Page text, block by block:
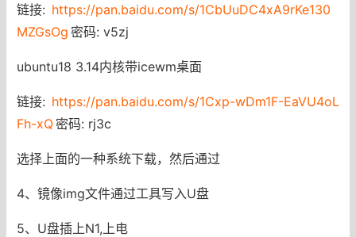
链接: https://pan.baidu.com/s/1CbUuDC4xA9rKe130
MZGsOg 密码: v5zj
ubuntu18 3.14内核带icewm桌面
链接: https://pan.baidu.com/s/1Cxp-wDm1F-EaVU4oL
Fh-xQ 密码: rj3c
选择上面的一种系统下载，然后通过
4、镜像img文件通过工具写入U盘
5、U盘插上N1,上电